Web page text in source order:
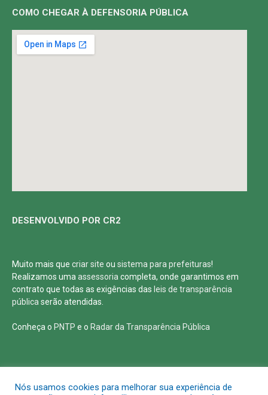
COMO CHEGAR À DEFENSORIA PÚBLICA
DESENVOLVIDO POR CR2
Muito mais que criar site ou sistema para prefeituras!
Realizamos uma assessoria completa, onde garantimos em
contrato que todas as exigências das leis de transparência
pública serão atendidas.
Conheça o PNTP e o Radar da Transparência Pública
Todos os direitos reservados a Defensoria Pública de Roraima
Nós usamos cookies para melhorar sua experiência de